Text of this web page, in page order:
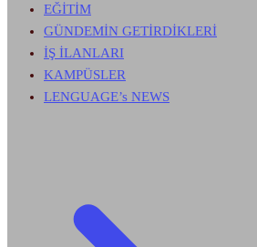
EĞİTİM
GÜNDEMİN GETİRDİKLERİ
İŞ İLANLARI
KAMPÜSLER
LENGUAGE’s NEWS